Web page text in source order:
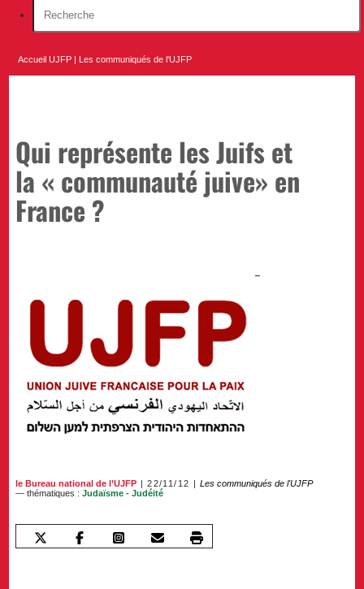
Accueil UJFP Les communiqués de l'UJFP
Qui représente les Juifs et
la « communauté juive» en
France ?
le Bureau national de l’UJFP 22/11/12
Les communiqués de l'UJFP
— thématiques :Judaïsme - Judéité